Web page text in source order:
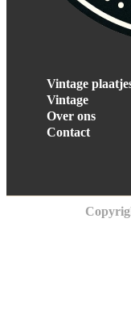
Vintage
Vintage
Over ons
Contact